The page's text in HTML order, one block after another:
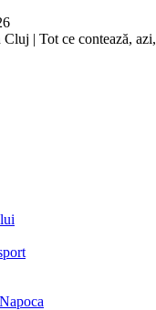
| Tot ce contează,